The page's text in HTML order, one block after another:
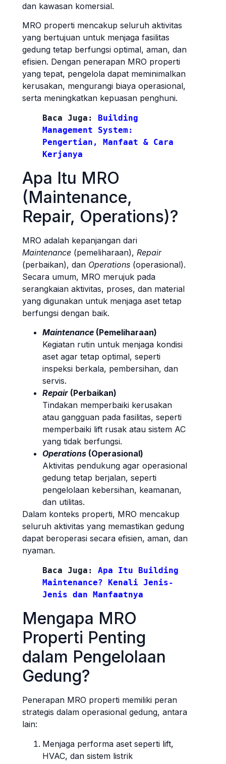
dan kawasan komersial.
MRO properti mencakup seluruh aktivitas
yang bertujuan untuk menjaga fasilitas
gedung tetap berfungsi optimal, aman, dan
efisien. Dengan penerapan MRO properti
yang tepat, pengelola dapat meminimalkan
kerusakan, mengurangi biaya operasional,
serta meningkatkan kepuasan penghuni.
Baca Juga: Building
Management System:
Pengertian, Manfaat & Cara
Kerjanya
Apa Itu MRO
(Maintenance,
Repair, Operations)?
MRO adalah kepanjangan dari
Maintenance (pemeliharaan), Repair
(perbaikan), dan Operations (operasional).
Secara umum, MRO merujuk pada
serangkaian aktivitas, proses, dan material
yang digunakan untuk menjaga aset tetap
berfungsi dengan baik.
Maintenance (Pemeliharaan)
Kegiatan rutin untuk menjaga kondisi
aset agar tetap optimal, seperti
inspeksi berkala, pembersihan, dan
servis.
Repair (Perbaikan)
Tindakan memperbaiki kerusakan
atau gangguan pada fasilitas, seperti
memperbaiki lift rusak atau sistem AC
yang tidak berfungsi.
Operations (Operasional)
Aktivitas pendukung agar operasional
gedung tetap berjalan, seperti
pengelolaan kebersihan, keamanan,
dan utilitas.
Dalam konteks properti, MRO mencakup
seluruh aktivitas yang memastikan gedung
dapat beroperasi secara efisien, aman, dan
nyaman.
Baca Juga:
Apa Itu Building
Maintenance? Kenali Jenis-
Jenis dan Manfaatnya
Mengapa MRO
Properti Penting
dalam Pengelolaan
Gedung?
Penerapan MRO properti memiliki peran
strategis dalam operasional gedung, antara
lain:
Menjaga performa aset seperti lift,
HVAC, dan sistem listrik